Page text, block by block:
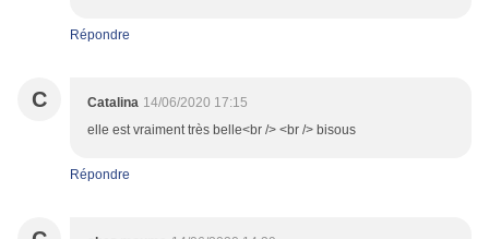
Répondre
C Catalina 14/06/2020 17:15
elle est vraiment très belle<br /> <br /> bisous
Répondre